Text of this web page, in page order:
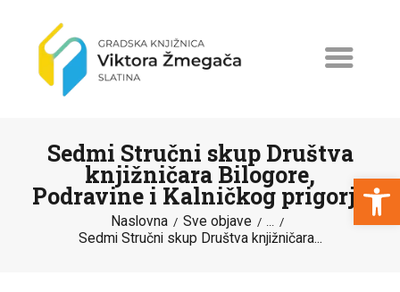
Open toolbar
Sedmi Stručni skup Društva
knjižničara Bilogore,
Podravine i Kalničkog prigorja
Naslovna Sve objave ...
Sedmi Stručni skup Društva knjižničara...
NASLOVNA